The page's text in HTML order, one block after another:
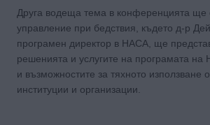
Друга водеща тема в конференцията ще
управление при бедствия, където д-р
програмен директор в НАСА, ще
решенията и услугите на програмата на
и възможностите за тяхното използване
институции и организации.